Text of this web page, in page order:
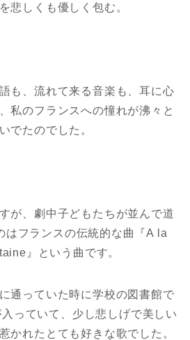
悲しくも優しく包む。
も、流れて来る音楽も、耳に心
私のフランスへの憧れが沸々と
でたのでした。
が、劇中子どもたちが並んで道
はフランスの伝統的な曲『A la
』という曲です。
通っていた時に学校の図書館で
っていて、少し悲しげで美しい
かれたとても好きな歌でした。